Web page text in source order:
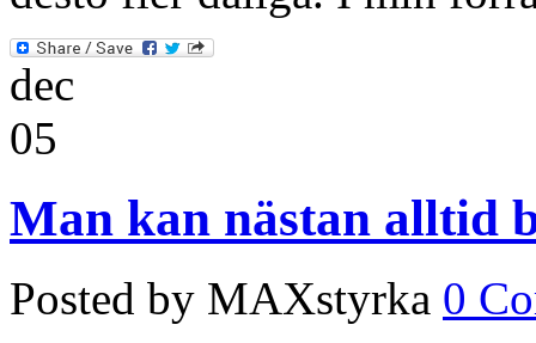
dec
05
Man kan nästan alltid
Posted by MAXstyrka 0